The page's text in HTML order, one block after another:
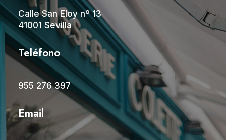
Calle San Eloy nº 13
41001 Sevilla
Teléfono
955 276 397
Email